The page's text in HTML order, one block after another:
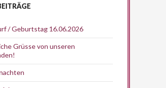
/ Geburtstag 16.06.2026
Grüsse von unseren